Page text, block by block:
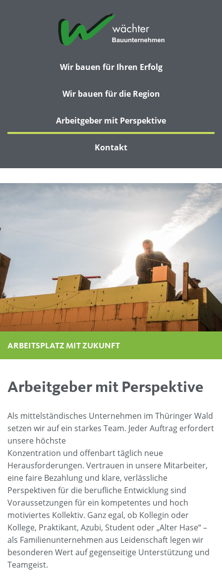
Wir bauen für Ihren Erfolg
Wir bauen für die Region
Arbeitgeber mit Perspektive
Kontakt
ARBEITSPLATZ MIT ZUKUNFT
ARBEITSPLATZ MIT ZUKUNFT
ARBEITSPLATZ MIT ZUKUNFT
ARBEITSPLATZ MIT ZUKUNFT
ARBEITSPLATZ MIT ZUKUNFT
Arbeitgeber mit Perspektive
Als mittelständisches Unternehmen im Thüringer Wald
setzen wir auf ein starkes Team. Jeder Auftrag erfordert
unsere höchste
Konzentration und offenbart täglich neue
Herausforderungen. Vertrauen in unsere Mitarbeiter,
eine faire Bezahlung und klare, verlässliche
Perspektiven für die berufliche Entwicklung sind
Voraussetzungen für ein kompetentes und hoch
motiviertes Kollektiv. Ganz egal, ob Kollegin oder
Kollege, Praktikant, Azubi, Student oder „Alter Hase“ –
als Familienunternehmen aus Leidenschaft legen wir
besonderen Wert auf gegenseitige Unterstützung und
Teamgeist.